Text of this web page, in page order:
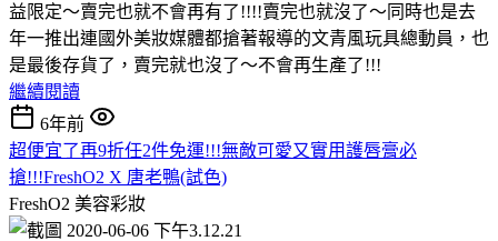
益限定～賣完也就不會再有了!!!!賣完也就沒了～同時也是去
年一推出連國外美妝媒體都搶著報導的文青風玩具總動員，也
是最後存貨了，賣完就也沒了～不會再生產了!!!
繼續閱讀
6年前
超便宜了再9折任2件免運!!!無敵可愛又實用護唇膏必
搶!!!FreshO2 X 唐老鴨(試色)
FreshO2 美容彩妝